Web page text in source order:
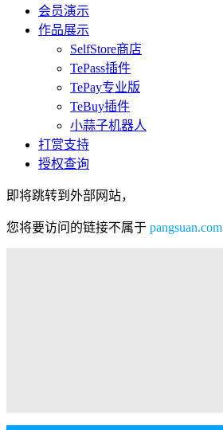
会员演示
作品展示
SelfStore商店
TePass插件
TePay专业版
TeBuy插件
小蒜子机器人
打赏支持
授权查询
即将跳转到外部网站，
您将要访问的链接不属于 pangsuan.com